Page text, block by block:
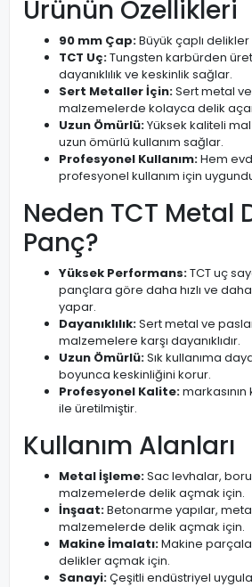
Ürünün Özellikleri
90 mm Çap:Büyük çaplı
TCT Uç:Tungsten karbürden
dayanıklılık ve keskinlik sağlar.
Sert Metaller İçin:Sert metal
malzemelerde kolayca delik
Uzun Ömürlü:Yüksek kaliteli
uzun ömürlü kullanım sağlar.
Profesyonel Kullanım:Hem
profesyonel kullanım için
Neden TCT Metal
Panç?
Yüksek Performans:TCT uç
pançlara göre daha hızlı ve
yapar.
Dayanıklılık:Sert metal ve
malzemelere karşı dayanıklıdır.
Uzun Ömürlü:Sık kullanıma
boyunca keskinliğini korur.
Profesyonel Kalite:
ile üretilmiştir.
Kullanım Alanları
Metal İşleme:Sac levhalar,
malzemelerde delik açmak için.
İnşaat:Betonarme yapılar,
malzemelerde delik açmak için.
Makine İmalatı:Makine
delikler açmak için.
Sanayi:Çeşitli endüstriyel